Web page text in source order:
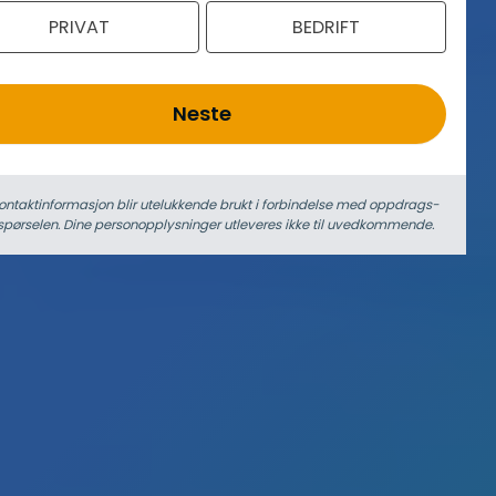
PRIVAT BEDRIFT
Neste
blir utelukkende brukt i forbindelse med oppdrags­
Dine person­­opplysninger utleveres ikke til uvedkommende.